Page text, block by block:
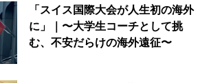
「スイス国際大会が人生初の海外
に」｜〜大学生コーチとして挑
む、不安だらけの海外遠征〜